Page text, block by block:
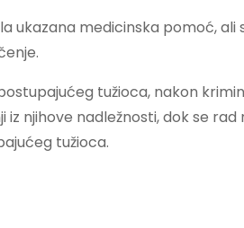
ukazana medicinska pomoć,
tužioca, nakon
iz njihove nadležnosti, dok se
tužioca.